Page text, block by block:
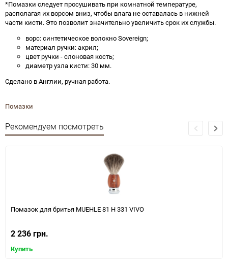
*Помазки следует просушивать при комнатной температуре,
располагая их ворсом вниз, чтобы влага не оставалась в нижней
части кисти. Это позволит значительно увеличить срок их службы.
ворс: синтетическое волокно Sovereign;
материал ручки: акрил;
цвет ручки - слоновая кость;
диаметр узла кисти: 30 мм.
Сделано в Англии, ручная работа.
Помазки
Рекомендуем посмотреть
Помазок для бритья MUEHLE 81 H 331 VIVO
2 236 грн.
Купить